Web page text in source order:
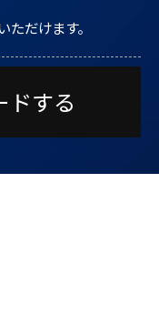
だけます。
ドする